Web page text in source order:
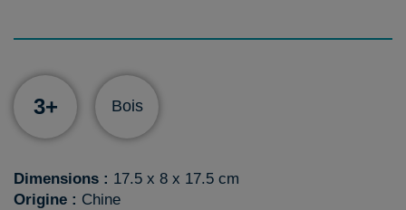
3+ Bois
Dimensions : 17.5 x 8 x 17.5 cm
Origine : Chine